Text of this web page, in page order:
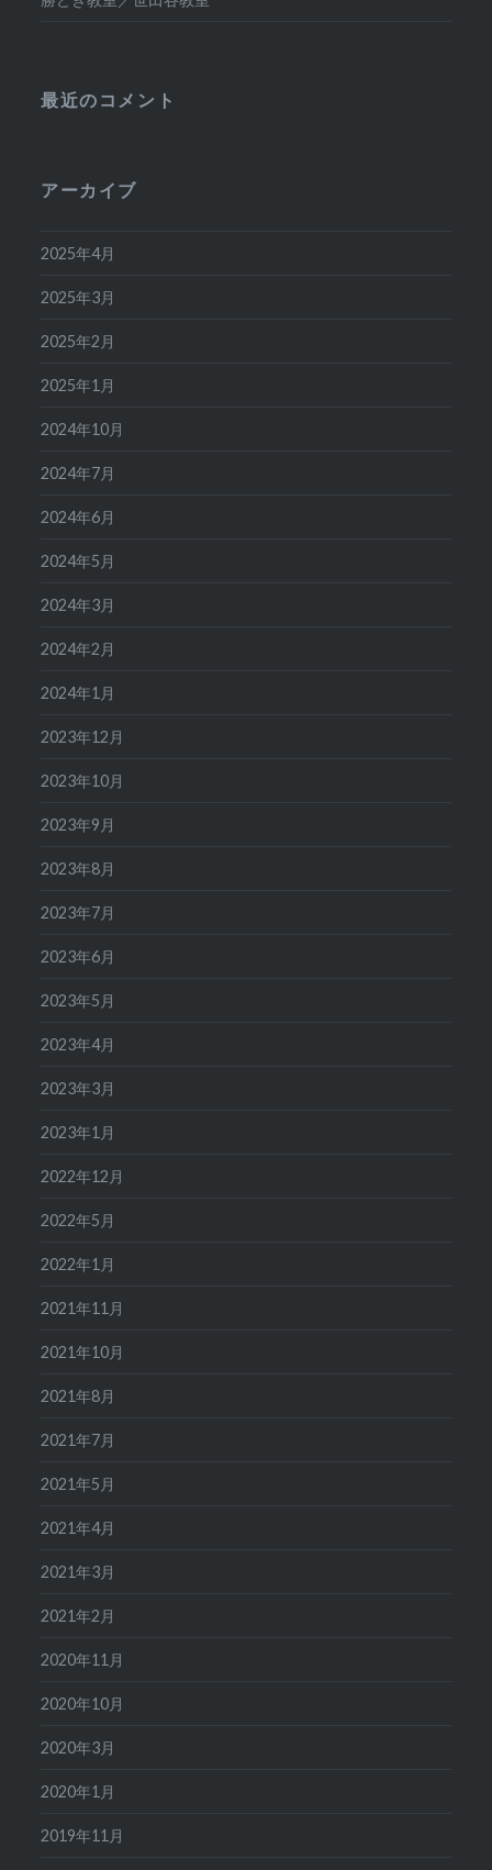
最近のコメント
アーカイブ
2025年4月
2025年3月
2025年2月
2025年1月
2024年10月
2024年7月
2024年6月
2024年5月
2024年3月
2024年2月
2024年1月
2023年12月
2023年10月
2023年9月
2023年8月
2023年7月
2023年6月
2023年5月
2023年4月
2023年3月
2023年1月
2022年12月
2022年5月
2022年1月
2021年11月
2021年10月
2021年8月
2021年7月
2021年5月
2021年4月
2021年3月
2021年2月
2020年11月
2020年10月
2020年3月
2020年1月
2019年11月